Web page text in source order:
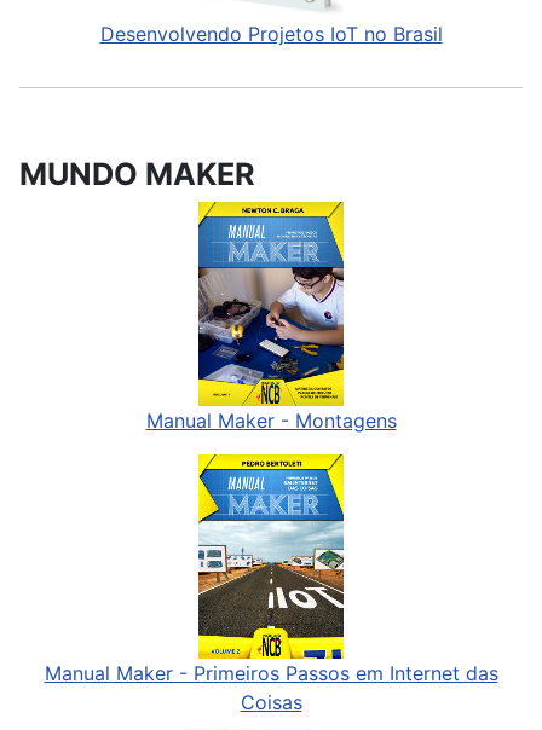
Desenvolvendo Projetos IoT no Brasil
MUNDO MAKER
Manual Maker - Montagens
Manual Maker - Primeiros Passos em Internet das
Coisas